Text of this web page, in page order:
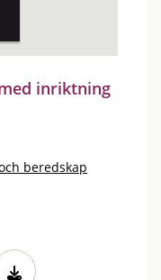
inriktning
beredskap